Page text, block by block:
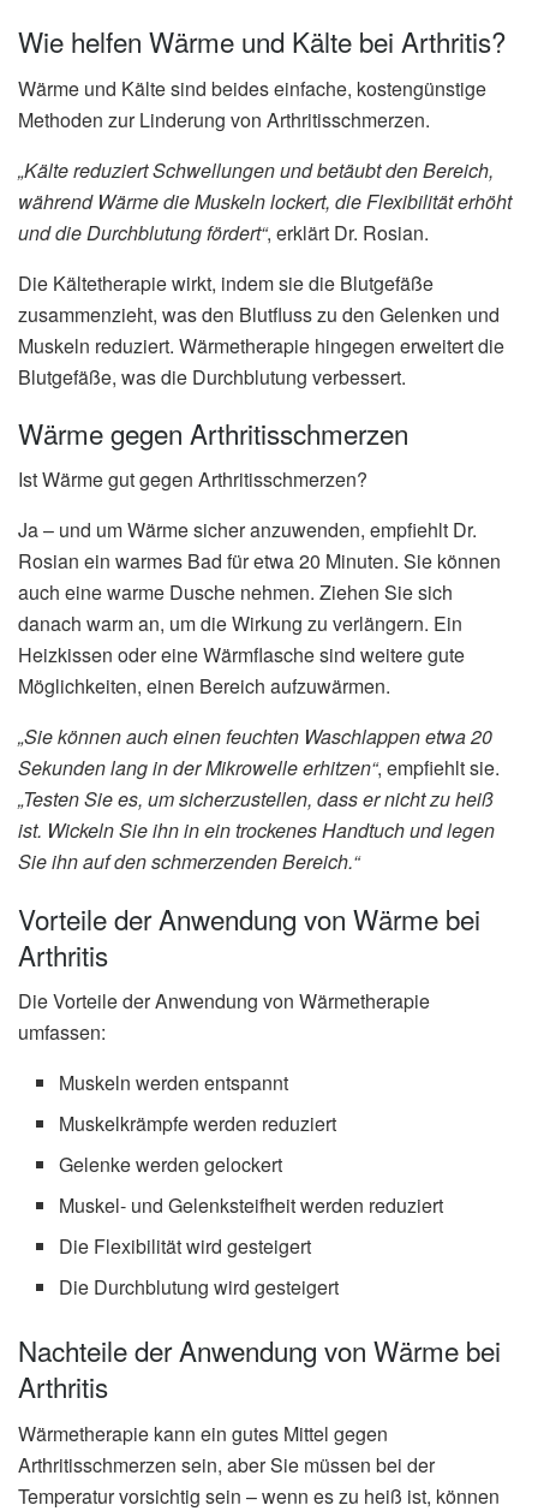
Wie helfen Wärme und Kälte bei Arthritis?
Wärme und Kälte sind beides einfache, kostengünstige
Methoden zur Linderung von Arthritisschmerzen.
„Kälte reduziert Schwellungen und betäubt den Bereich,
während Wärme die Muskeln lockert, die Flexibilität erhöht
und die Durchblutung fördert“, erklärt Dr. Rosian.
Die Kältetherapie wirkt, indem sie die Blutgefäße
zusammenzieht, was den Blutfluss zu den Gelenken und
Muskeln reduziert. Wärmetherapie hingegen erweitert die
Blutgefäße, was die Durchblutung verbessert.
Wärme gegen Arthritisschmerzen
Ist Wärme gut gegen Arthritisschmerzen?
Ja – und um Wärme sicher anzuwenden, empfiehlt Dr.
Rosian ein warmes Bad für etwa 20 Minuten. Sie können
auch eine warme Dusche nehmen. Ziehen Sie sich
danach warm an, um die Wirkung zu verlängern. Ein
Heizkissen oder eine Wärmflasche sind weitere gute
Möglichkeiten, einen Bereich aufzuwärmen.
„Sie können auch einen feuchten Waschlappen etwa 20
Sekunden lang in der Mikrowelle erhitzen“, empfiehlt sie.
„Testen Sie es, um sicherzustellen, dass er nicht zu heiß
ist. Wickeln Sie ihn in ein trockenes Handtuch und legen
Sie ihn auf den schmerzenden Bereich.“
Vorteile der Anwendung von Wärme bei
Arthritis
Die Vorteile der Anwendung von Wärmetherapie
umfassen:
Muskeln werden entspannt
Muskelkrämpfe werden reduziert
Gelenke werden gelockert
Muskel- und Gelenksteifheit werden reduziert
Die Flexibilität wird gesteigert
Die Durchblutung wird gesteigert
Nachteile der Anwendung von Wärme bei
Arthritis
Wärmetherapie kann ein gutes Mittel gegen
Arthritisschmerzen sein, aber Sie müssen bei der
Temperatur vorsichtig sein – wenn es zu heiß ist, können